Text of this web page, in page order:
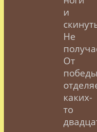
и
Не
От
победы
каких-
то